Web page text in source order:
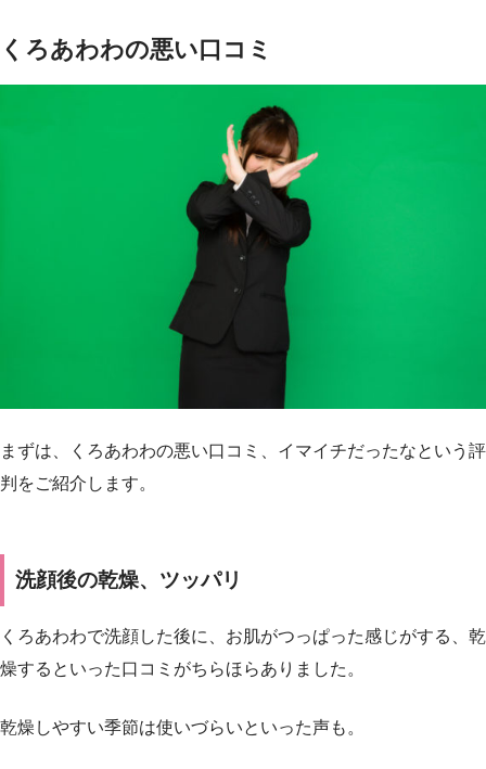
くろあわわの悪い口コミ
まずは、くろあわわの悪い口コミ、イマイチだったなという評
判をご紹介します。
洗顔後の乾燥、ツッパリ
くろあわわで洗顔した後に、お肌がつっぱった感じがする、乾
燥するといった口コミがちらほらありました。
乾燥しやすい季節は使いづらいといった声も。